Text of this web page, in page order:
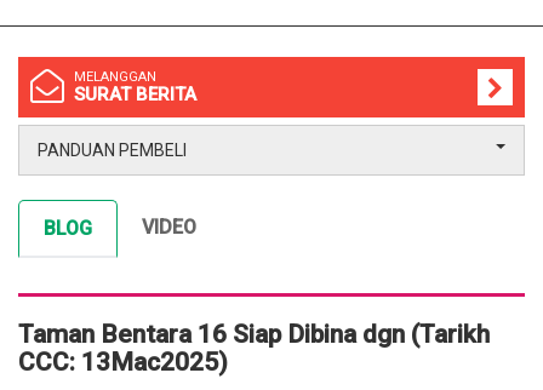
MELANGGAN
SURAT BERITA
PANDUAN PEMBELI
BLOG VIDEO
Taman Bentara 16 Siap Dibina dgn (Tarikh
CCC: 13Mac2025)